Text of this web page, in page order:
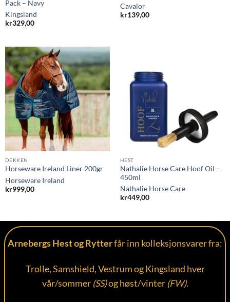
Pack – Navy
Kingsland
kr329,00
Cavalor
kr139,00
DEKKEN
Horseware Ireland Liner 200gr
Horseware Ireland
kr999,00
HEST
Nathalie Horse Care Hoof Oil –
450ml
Nathalie Horse Care
kr449,00
Arnebergs Hest og Rytterfår inn kolleksjonsvarer fra:
Trolle, Samshield, Vestrum og Kingsland hver
vår/sommer (SS)og høst/vinter (FW).